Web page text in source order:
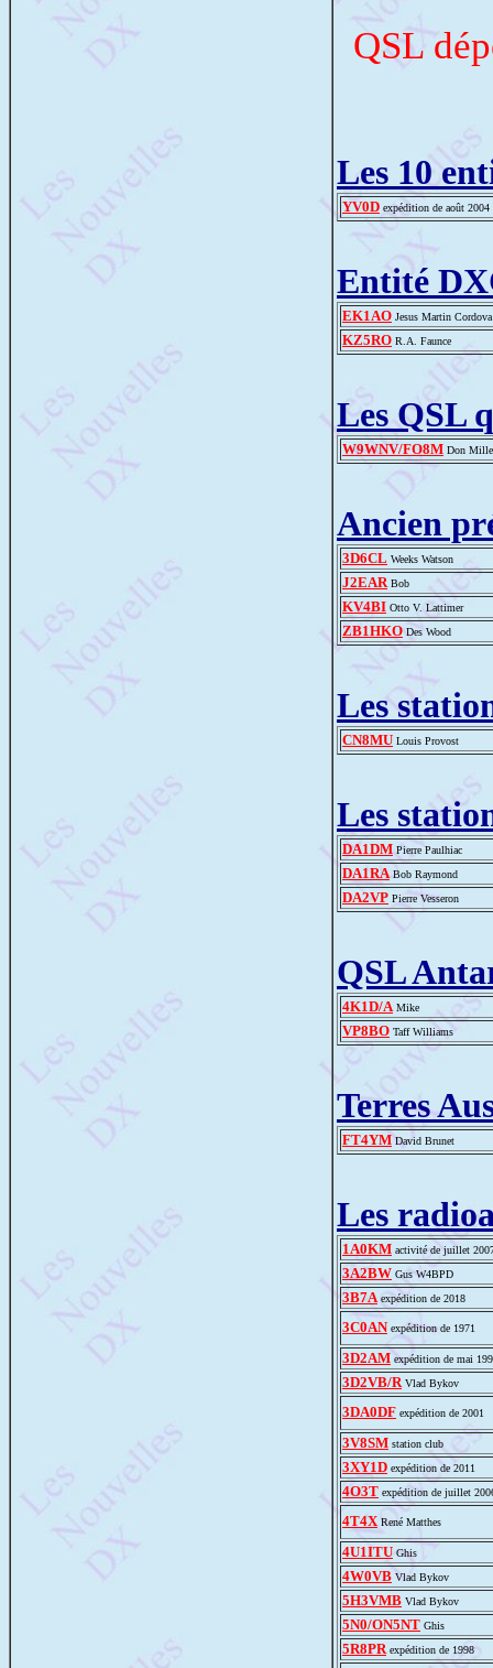
QSL
Les 10
YV0D expédition de août 2004
Entité
EK1AO Jesus Martin Cordova
KZ5RO R.A. Faunce
Les QSL
W9WNV/FO8M Don
Ancien
3D6CL Weeks Watson
J2EAR Bob
KV4BI Otto V. Lattimer
ZB1HKO Des Wood
Les
CN8MU Louis Provost
Les
DA1DM Pierre Paulhiac
DA1RA Bob Raymond
DA2VP Pierre Vesseron
QSL
4K1D/A Mike
VP8BO Taff Williams
Terres
FT4YM David Brunet
Les
1A0KM activité de juillet
3A2BW Gus W4BPD
3B7A expédition de 2018
3C0AN expédition de 1971
3D2AM expédition de mai
3D2VB/R Vlad Bykov
3DA0DF expédition de 2001
3V8SM station club
3XY1D expédition de 2011
4O3T expédition de juillet
4T4X René Matthes
4U1ITU Ghis
4W0VB Vlad Bykov
5H3VMB Vlad Bykov
5N0/ON5NT Ghis
5R8PR expédition de 1998